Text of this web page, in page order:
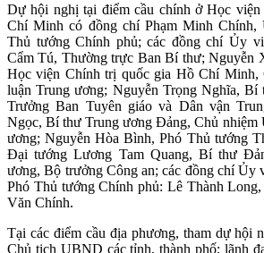
Dự hội nghị tại điểm cầu chính ở Học
Chí Minh có đồng chí Phạm Minh
Thủ tướng Chính phủ; các đồng chí Ủy
Cẩm Tú, Thường trực Ban Bí thư; Nguyễn
Học viện Chính trị quốc gia Hồ Chí
luận Trung ương; Nguyễn Trọng Nghĩa,
Trưởng Ban Tuyên giáo và Dân vận
Ngọc, Bí thư Trung ương Đảng, Chủ nhiệm
ương; Nguyễn Hòa Bình, Phó Thủ tướng
Đại tướng Lương Tam Quang, Bí thư
ương, Bộ trưởng Công an; các đồng chí Ủy
Phó Thủ tướng Chính phủ: Lê Thành
Văn Chính.
Tại các điểm cầu địa phương, tham dự hội
Chủ tịch UBND các tỉnh, thành phố; lãnh